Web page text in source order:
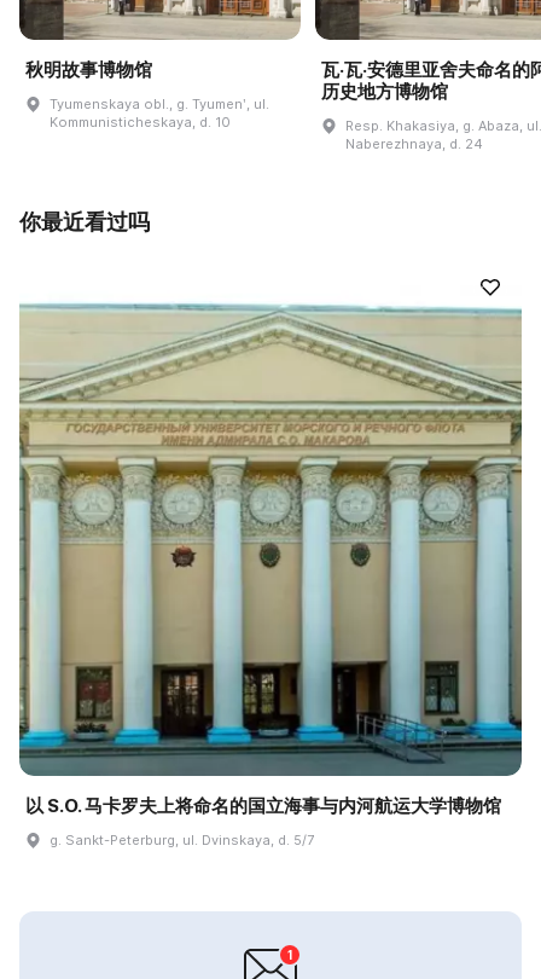
秋明故事博物馆
Tyumenskaya obl., g. Tyumenʹ, ul.
Kommunisticheskaya, d. 10
瓦·瓦·安德里亚舍夫命名的
历史地方博物馆
Resp. Khakasiya, g. Abaza, ul.
Naberezhnaya, d. 24
你最近看过吗
以 S.O. 马卡罗夫上将命名的国立海事与内河航运大学博物馆
g. Sankt-Peterburg, ul. Dvinskaya, d. 5/7